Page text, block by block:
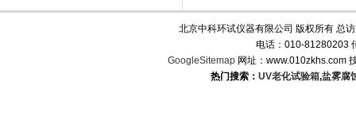
北京中科环试仪器有限公司 版权所有 总
电话：010-81280203
GoogleSitemap 网址：www.010zkhs.com
热门搜索： UV老化试验箱,盐雾腐